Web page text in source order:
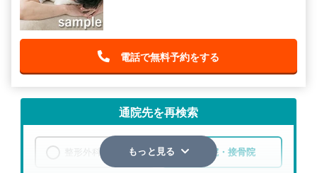
電話で無料予約をする
通院先を再検索
整形外科 整骨院・接骨院
もっと見る